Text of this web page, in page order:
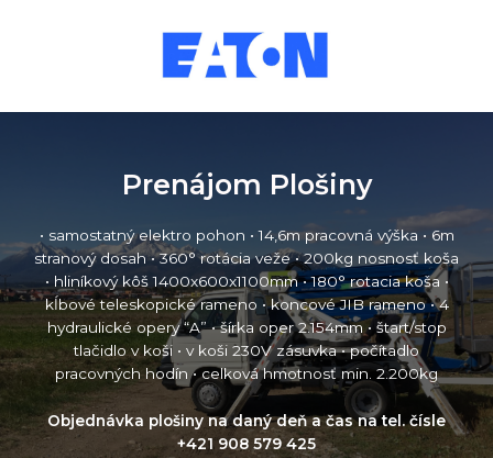
Prenájom Plošiny
• samostatný elektro pohon • 14,6m pracovná výška • 6m
stranový dosah • 360° rotácia veže • 200kg nosnosť koša
• hliníkový kôš 1400x600x1100mm • 180° rotacia koša •
kĺbové teleskopické rameno • koncové JIB rameno • 4
hydraulické opery “A” • šírka oper 2.154mm • štart/stop
tlačidlo v koši • v koši 230V zásuvka • počítadlo
pracovných hodín • celková hmotnosť min. 2.200kg
Objednávka plošiny na daný deň a čas na tel. čísle
+421 908 579 425